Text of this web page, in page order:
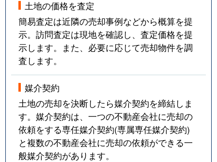
土地の価格を査定
簡易査定は近隣の売却事例などから概算を提
示。訪問査定は現地を確認し、査定価格を提
示します。また、必要に応じて売却物件を調
査します。
媒介契約
土地の売却を決断したら媒介契約を締結しま
す。媒介契約は、一つの不動産会社に売却の
依頼をする専任媒介契約(専属専任媒介契約)
と複数の不動産会社に売却の依頼ができる一
般媒介契約があります。